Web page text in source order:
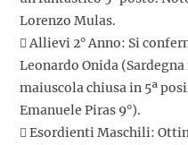
Lorenzo Mulas.
 Allievi 2° Anno: Si
Leonardo Onida
maiuscola chiusa in 5ª
Emanuele Piras 9°).
 Esordienti Maschili: